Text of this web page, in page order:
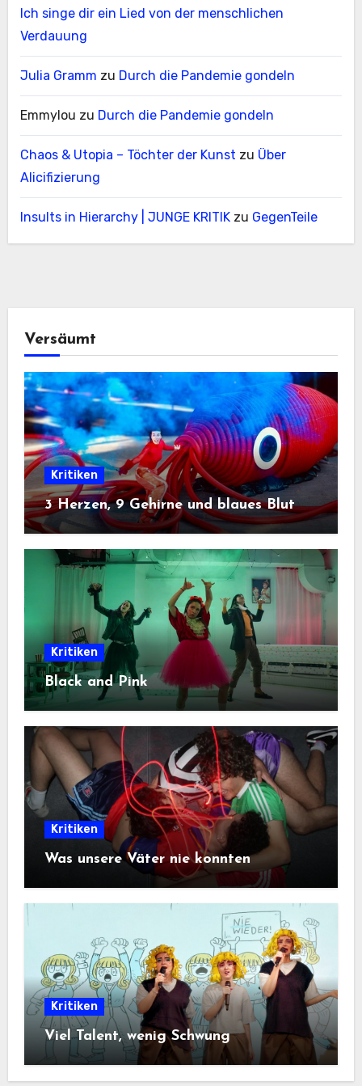
Ich singe dir ein Lied von der menschlichen
Verdauung
Julia Gramm zu Durch die Pandemie gondeln
Emmylou zu Durch die Pandemie gondeln
Chaos & Utopia – Töchter der Kunst zu Über
Alicifizierung
Insults in Hierarchy | JUNGE KRITIKzu GegenTeile
Versäumt
Kritiken
3 Herzen, 9 Gehirne und blaues Blut
Kritiken
Black and Pink
Kritiken
Was unsere Väter nie konnten
Kritiken
Viel Talent, wenig Schwung